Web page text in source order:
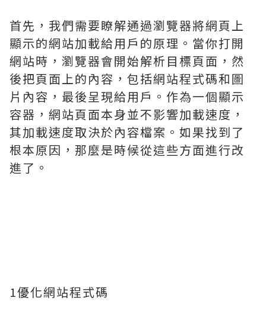
首先，我們需要瞭解通過瀏覽器將網頁上
顯示的網站加載給用戶的原理。當你打開
網站時，瀏覽器會開始解析目標頁面，然
後把頁面上的內容，包括網站程式碼和圖
片內容，最後呈現給用戶。作為一個顯示
容器，網站頁面本身並不影響加載速度，
其加載速度取決於內容檔案。如果找到了
根本原因，那麼是時候從這些方面進行改
進了。
1優化網站程式碼